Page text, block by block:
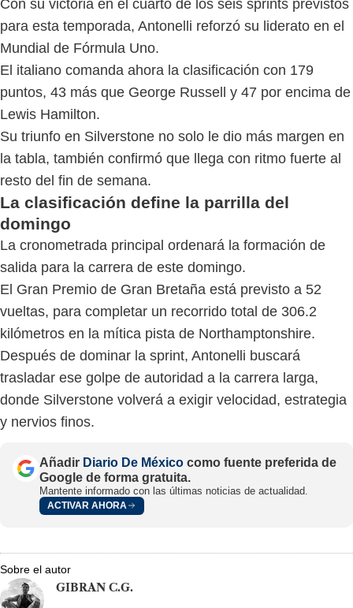
Con su victoria en el cuarto de los seis sprints previstos
para esta temporada, Antonelli reforzó su liderato en el
Mundial de Fórmula Uno.
El italiano comanda ahora la clasificación con 179
puntos, 43 más que George Russell y 47 por encima de
Lewis Hamilton.
Su triunfo en Silverstone no solo le dio más margen en
la tabla, también confirmó que llega con ritmo fuerte al
resto del fin de semana.
La clasificación define la parrilla del
domingo
La cronometrada principal ordenará la formación de
salida para la carrera de este domingo.
El Gran Premio de Gran Bretaña está previsto a 52
vueltas, para completar un recorrido total de 306.2
kilómetros en la mítica pista de Northamptonshire.
Después de dominar la sprint, Antonelli buscará
trasladar ese golpe de autoridad a la carrera larga,
donde Silverstone volverá a exigir velocidad, estrategia
y nervios finos.
Añadir Diario De México como fuente preferida de
Google de forma gratuita.
Mantente informado con las últimas noticias de actualidad.
ACTIVAR AHORA
Sobre el autor
GIBRAN C.G.